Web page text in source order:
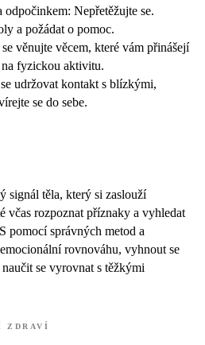
Nepřetěžujte se.
a požádat o pomoc.
věnujte věcem, které vám přinášejí
na fyzickou aktivitu.
udržovat kontakt s blízkými,
se do sebe.
signál těla, který si zaslouží
včas rozpoznat příznaky a vyhledat
pomocí správných metod a
rovnováhu, vyhnout se
se vyrovnat s těžkými
ZDRAVÍ